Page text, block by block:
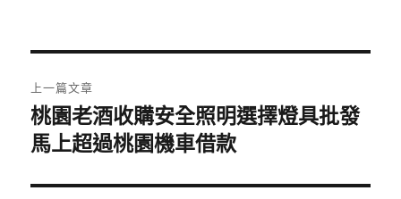
章
導
覽
上一篇文章
上
一
文
桃園老酒收購安全照明選擇燈具批發
馬上超過桃園機車借款